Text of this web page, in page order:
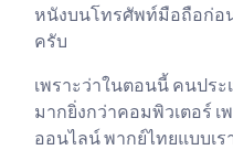
หนังบนโทรศัพท์มือถือก่อ
ครับ
เพราะว่าในตอนนี้ คนปร
มากยิ่งกว่าคอมพิวเตอร์ เ
ออนไลน์ พากย์ไทยแบบเ